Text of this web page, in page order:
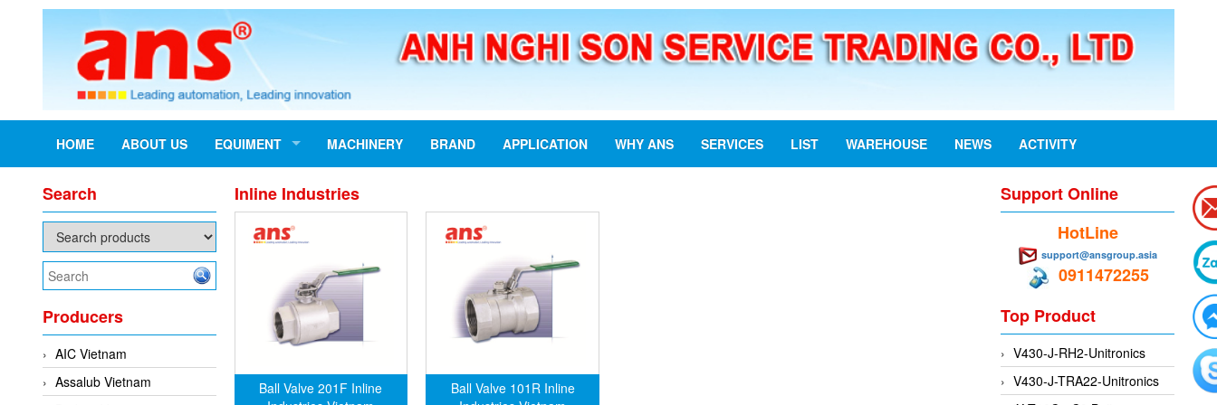
HOME ABOUT US EQUIMENT MACHINERY BRAND APPLICATION WHY ANS SERVICES LIST WAREHOUSE NEWS ACTIVITY
Search
Producers
AIC Vietnam
Assalub Vietnam
Inline Industries
Ball Valve 201F Inline
Ball Valve 101R Inline
Support Online
HotLine
support@ansgroup.asia
0911472255
Top Product
V430-J-RH2-Unitronics
V430-J-TRA22-Unitronics